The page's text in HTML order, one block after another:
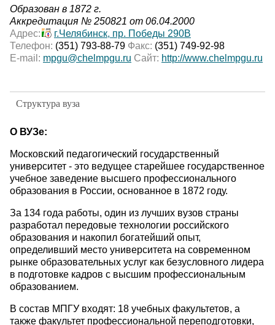
Образован в 1872 г.
Аккредитация № 250821 от 06.04.2000
Адрес:
г.Челябинск, пр. Победы 290В
Телефон: (351) 793-88-79 Факс: (351) 749-92-98
E-mail: mpgu@chelmpgu.ru Сайт: http://www.chelmpgu.ru
Структура вуза
О ВУЗе:
Московский педагогический государственный
университет - это ведущее старейшее государственное
учебное заведение высшего профессионального
образования в России, основанное в 1872 году.
За 134 года работы, один из лучших вузов страны
разработал передовые технологии российского
образования и накопил богатейший опыт,
определивший место университета на современном
рынке образовательных услуг как безусловного лидера
в подготовке кадров с высшим профессиональным
образованием.
В состав МПГУ входят: 18 учебных факультетов, а
также факультет профессиональной переподготовки,